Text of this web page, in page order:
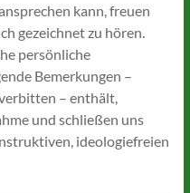
kann, freuen
gezeichnet zu hören.
persönliche
Bemerkungen –
– enthält,
und schließen uns
ideologiefreien